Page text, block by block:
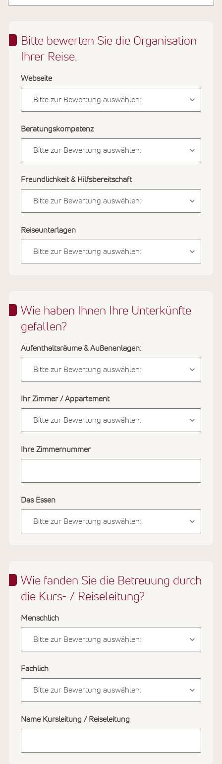
Bitte bewerten Sie die Organisation
Ihrer Reise.
Webseite
Beratungskompetenz
Freundlichkeit & Hilfsbereitschaft
Reiseunterlagen
Wie haben Ihnen Ihre Unterkünfte
gefallen?
Aufenthaltsräume & Außenanlagen:
Ihr Zimmer / Appartement
Ihre Zimmernummer
Das Essen
Wie fanden Sie die Betreuung durch
die Kurs- / Reiseleitung?
Menschlich
Fachlich
Name Kursleitung / Reiseleitung